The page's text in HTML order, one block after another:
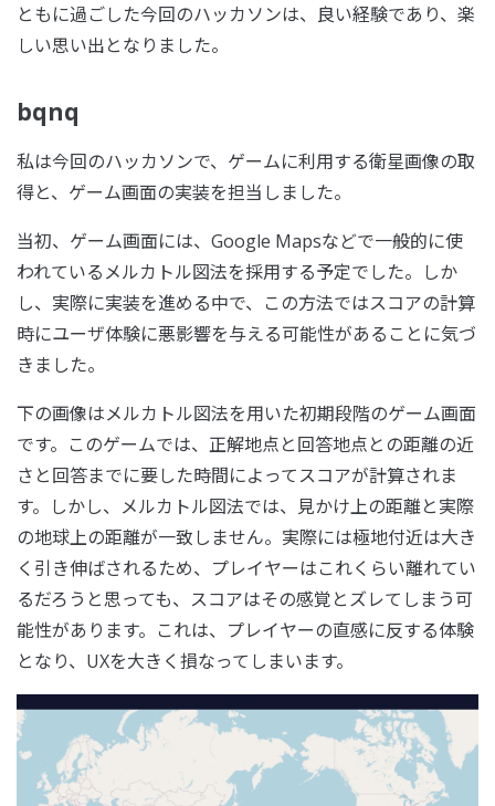
ともに過ごした今回のハッカソンは、良い経験であり、楽
しい思い出となりました。
bqnq
私は今回のハッカソンで、ゲームに利用する衛星画像の取
得と、ゲーム画面の実装を担当しました。
当初、ゲーム画面には、Google Mapsなどで一般的に使
われているメルカトル図法を採用する予定でした。しか
し、実際に実装を進める中で、この方法ではスコアの計算
時にユーザ体験に悪影響を与える可能性があることに気づ
きました。
下の画像はメルカトル図法を用いた初期段階のゲーム画面
です。このゲームでは、正解地点と回答地点との距離の近
さと回答までに要した時間によってスコアが計算されま
す。しかし、メルカトル図法では、見かけ上の距離と実際
の地球上の距離が一致しません。実際には極地付近は大き
く引き伸ばされるため、プレイヤーはこれくらい離れてい
るだろうと思っても、スコアはその感覚とズレてしまう可
能性があります。これは、プレイヤーの直感に反する体験
となり、UXを大きく損なってしまいます。